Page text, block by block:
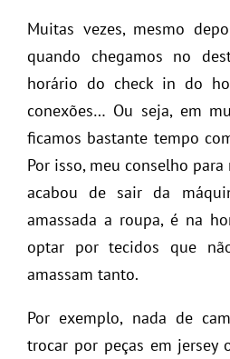
Muitas vezes, mesmo
quando chegamos no
horário do check in do
conexões… Ou seja, em
ficamos bastante tempo
Por isso, meu conselho
acabou de sair da
amassada a roupa, é na
optar por tecidos que
amassam tanto.
Por exemplo, nada de
trocar por peças em jersey